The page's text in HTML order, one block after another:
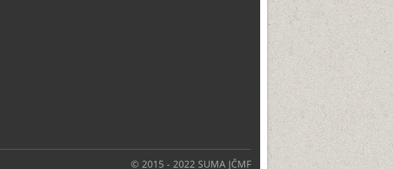
© 2015 - 2022 SUMA JČMF